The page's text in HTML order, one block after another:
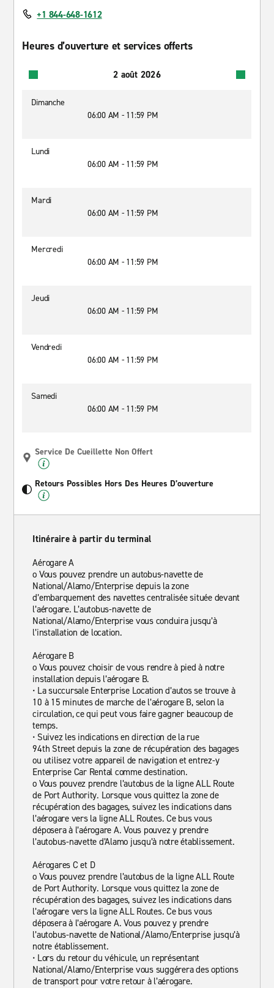
+1 844-648-1612
Heures d’ouverture et services offerts
2 août 2026
Dimanche
06:00 AM - 11:59 PM
Lundi
06:00 AM - 11:59 PM
Mardi
06:00 AM - 11:59 PM
Mercredi
06:00 AM - 11:59 PM
Jeudi
06:00 AM - 11:59 PM
Vendredi
06:00 AM - 11:59 PM
Samedi
06:00 AM - 11:59 PM
Service De Cueillette Non Offert
Retours Possibles Hors Des Heures D’ouverture
Itinéraire à partir du terminal
Aérogare A
o Vous pouvez prendre un autobus-navette de
National/Alamo/Enterprise depuis la zone
d’embarquement des navettes centralisée située devant
l’aérogare. L’autobus-navette de
National/Alamo/Enterprise vous conduira jusqu’à
l’installation de location.
Aérogare B
o Vous pouvez choisir de vous rendre à pied à notre
installation depuis l’aérogare B.
• La succursale Enterprise Location d’autos se trouve à
10 à 15 minutes de marche de l’aérogare B, selon la
circulation, ce qui peut vous faire gagner beaucoup de
temps.
• Suivez les indications en direction de la rue
94th Street depuis la zone de récupération des bagages
ou utilisez votre appareil de navigation et entrez-y
Enterprise Car Rental comme destination.
o Vous pouvez prendre l’autobus de la ligne ALL Route
de Port Authority. Lorsque vous quittez la zone de
récupération des bagages, suivez les indications dans
l’aérogare vers la ligne ALL Routes. Ce bus vous
déposera à l’aérogare A. Vous pouvez y prendre
l’autobus-navette d’Alamo jusqu’à notre établissement.
Aérogares C et D
o Vous pouvez prendre l’autobus de la ligne ALL Route
de Port Authority. Lorsque vous quittez la zone de
récupération des bagages, suivez les indications dans
l’aérogare vers la ligne ALL Routes. Ce bus vous
déposera à l’aérogare A. Vous pouvez y prendre
l’autobus-navette de National/Alamo/Enterprise jusqu’à
notre établissement.
• Lors du retour du véhicule, un représentant
National/Alamo/Enterprise vous suggérera des options
de transport pour votre retour à l’aérogare.